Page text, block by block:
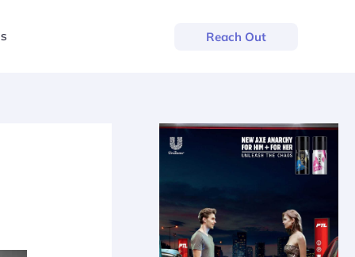
Reach Out